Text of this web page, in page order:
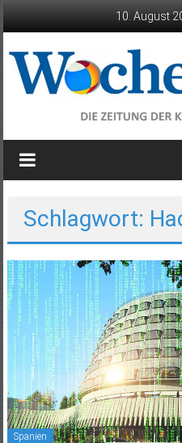
10. August
Wochenblatt
die
Kanarischen
Inseln
Schlagwort:
Spanien